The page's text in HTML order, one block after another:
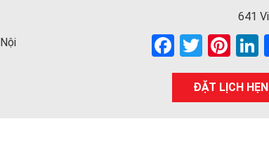
641
F
a
ce
T
wi
tt
Pi
nt
er ke
ĐẶT LỊCH HẸN